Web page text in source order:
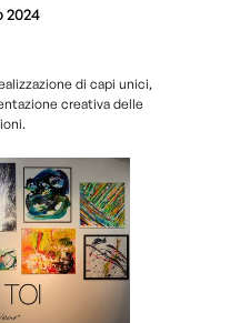
2024
di capi unici,
creativa delle